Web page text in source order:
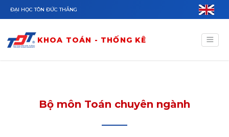
Nhảy đến nội dung
ĐẠI HỌC TÔN ĐỨC THẮNG
KHOA TOÁN - THỐNG KÊ
Bộ môn Toán chuyên ngành